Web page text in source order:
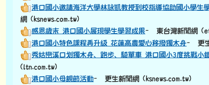
港口國小邀請海洋大學林詠凱教授到校指導協助國小學生
網 (ksnews.com.tw)
感恩歲末 港口國小展現學生學習成果– 東台灣新聞網
港口國小特色課程再升級 花蓮高農愛心移撥獨木舟– 更
秀姑巒溪口划獨木舟、跑步、騎單車 港口國小3度挑戰小
(ltn.com.tw)
港口國小母親節活動– 更生新聞網 (ksnews.com.tw)